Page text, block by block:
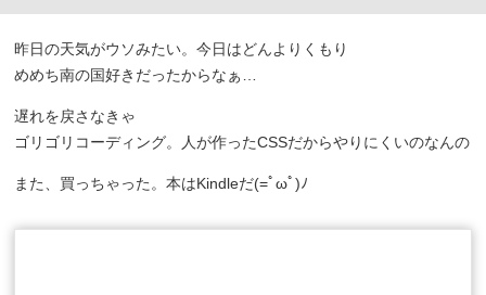
昨日の天気がウソみたい。今日はどんよりくもり
めめち南の国好きだったからなぁ…
遅れを戻さなきゃ
ゴリゴリコーディング。人が作ったCSSだからやりにくいのなんの
また、買っちゃった。本はKindleだ(=ﾟωﾟ)ﾉ